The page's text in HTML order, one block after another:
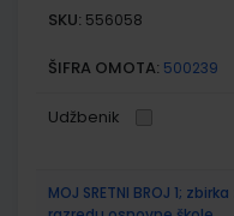
SKU: 556058
ŠIFRA OMOTA: 500239
Udžbenik
MOJ SRETNI BROJ 1;